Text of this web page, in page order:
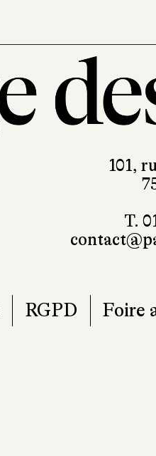
101,
T.
RGPD Foire